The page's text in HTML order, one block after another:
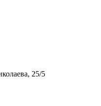
25/5